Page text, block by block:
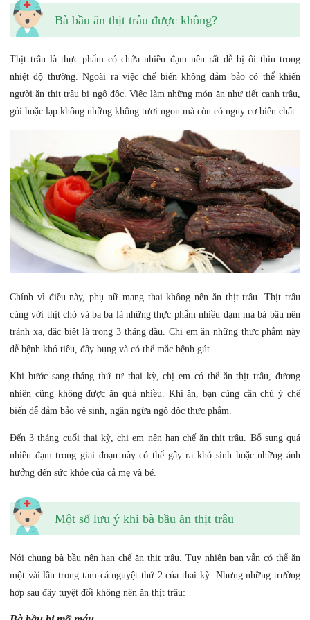
Bà bầu ăn thịt trâu được không?
Thịt trâu là thực phẩm có chứa nhiều đạm nên rất dễ bị ôi thiu trong
nhiệt độ thường. Ngoài ra việc chế biến không đảm bảo có thể khiến
người ăn thịt trâu bị ngộ độc. Việc làm những món ăn như tiết canh trâu,
gỏi hoặc lạp không những không tươi ngon mà còn có nguy cơ biến chất.
Chính vì điều này, phụ nữ mang thai không nên ăn thịt trâu. Thịt trâu
cùng với thịt chó và ba ba là những thực phẩm nhiều đạm mà bà bầu nên
tránh xa, đặc biệt là trong 3 tháng đầu. Chị em ăn những thực phẩm này
dễ bệnh khó tiêu, đầy bụng và có thể mắc bệnh gút.
Khi bước sang tháng thứ tư thai kỳ, chị em có thể ăn thịt trâu, đương
nhiên cũng không được ăn quá nhiều. Khi ăn, bạn cũng cần chú ý chế
biến để đảm bảo vệ sinh, ngăn ngừa ngộ độc thực phẩm.
Đến 3 tháng cuối thai kỳ, chị em nên hạn chế ăn thịt trâu. Bổ sung quá
nhiều đạm trong giai đoạn này có thể gây ra khó sinh hoặc những ảnh
hưởng đến sức khỏe của cả mẹ và bé.
Một số lưu ý khi bà bầu ăn thịt trâu
Nói chung bà bầu nên hạn chế ăn thịt trâu. Tuy nhiên bạn vẫn có thể ăn
một vài lần trong tam cá nguyệt thứ 2 của thai kỳ. Nhưng những trường
hợp sau đây tuyệt đối không nên ăn thịt trâu: